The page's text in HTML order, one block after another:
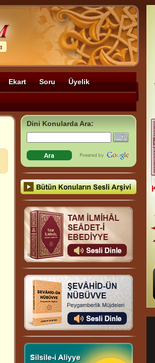
Ekart Soru Üyelik
Dini Konularda Ara: